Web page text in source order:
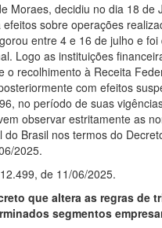
Moraes, decidiu no dia 18
sobre operações
entre 4 e 16 de julho e
Logo as instituições
o recolhimento à Receita
com efeitos
no período de suas
observar estritamente as
Brasil nos termos do
2025.
de 11/06/2025.
que altera as regras
segmentos